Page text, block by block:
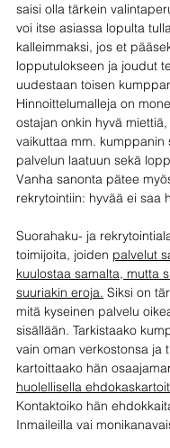
saisi olla tärkein
voi itse asiassa lopulta
kalleimmaksi, jos et
lopputulokseen ja joudut
uudestaan toisen
Hinnoittelumalleja on
ostajan onkin hyvä
vaikuttaa mm. kumppanin
palvelun laatuun sekä
Vanha sanonta pätee
rekrytointiin: hyvää ei saa
Suorahaku- ja
toimijoita, joiden palvelut
kuulostaa samalta, mutta
suuriakin eroja. Siksi on
mitä kyseinen palvelu
sisällään. Tarkistaako
vain oman verkostonsa ja
kartoittaako hän
huolellisella
Kontaktoiko hän
Inmaileilla vai